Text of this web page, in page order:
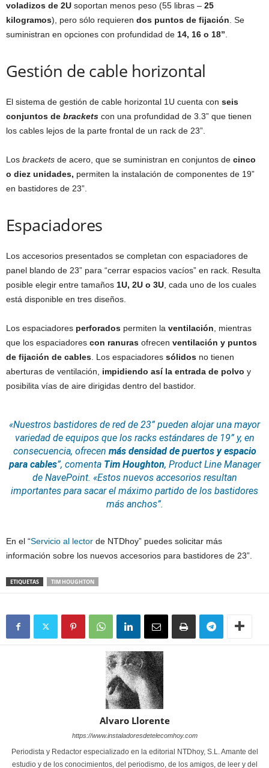
voladizos de 2U soportan menos peso (55 libras – 25
kilogramos), pero sólo requieren dos puntos de fijación . Se
suministran en opciones con profundidad de 14, 16 o 18”
Gestión de cable horizontal
El sistema de gestión de cable horizontal 1U cuenta con seis
conjuntos de brackets con una profundidad de 3.3” que tienen
los cables lejos de la parte frontal de un rack de 23”.
Los brackets de acero, que se suministran en conjuntos de cinco
o diez unidades, permiten la instalación de componentes de 19”
en bastidores de 23”.
Espaciadores
Los accesorios presentados se completan con espaciadores de
panel blando de 23” para “cerrar espacios vacíos” en rack. Resulta
posible elegir entre tamaños 1U, 2U o 3U , cada uno de los cuales
está disponible en tres diseños.
Los espaciadores perforados permiten la ventilación , mientras
que los espaciadores con ranuras ofrecen ventilación y puntos
de fijación de cables . Los espaciadores sólidos no tienen
aberturas de ventilación, impidiendo así la entrada de polvo y
posibilita vías de aire dirigidas dentro del bastidor.
«Nuestros bastidores de red de 23” pueden alojar una mayor
variedad de equipos que los racks estándares de 19” y, en
consecuencia, ofrecen más densidad de puertos y espacio
para cables”, comenta Tim Houghton, Product Line Manager
de NavePoint. «Estos nuevos accesorios resultan
importantes para sacar el máximo partido de los bastidores
más anchos”.
En el “Servicio al lector de NTDhoy” puedes solicitar más
información sobre los nuevos accesorios para bastidores de 23”.
ETIQUETAS TIM HOUGHTON
Alvaro Llorente
https://www.instaladoresdetelecomhoy.com
Periodista y Redactor especializado en la editorial NTDhoy, S.L. Amante del
estudio y de los conocimientos, del periodismo, de los amigos, de leer y del